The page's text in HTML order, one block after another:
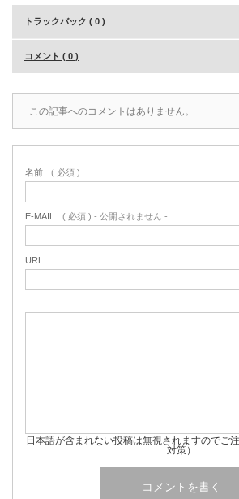
トラックバック ( 0 )
コメント ( 0 )
この記事へのコメントはありません。
名前 ( 必須 )
E-MAIL ( 必須 ) - 公開されません -
URL
日本語が含まれない投稿は無視されますのでご
対策）